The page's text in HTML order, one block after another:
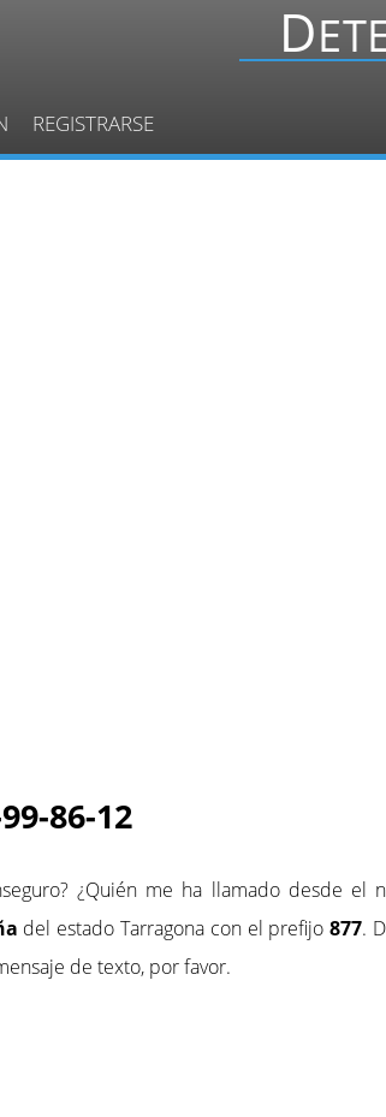
REGISTRARSE
86-12
¿Quién me ha llamado desde el
del estado Tarragona con el prefijo877.
de texto, por favor.